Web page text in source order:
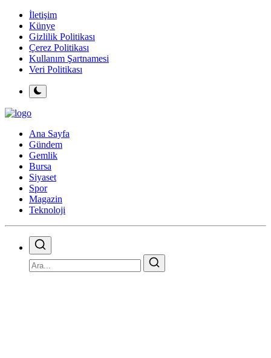
İletişim
Künye
Gizlilik Politikası
Çerez Politikası
Kullanım Şartnamesi
Veri Politikası
Ana Sayfa
Gündem
Gemlik
Bursa
Siyaset
Spor
Magazin
Teknoloji